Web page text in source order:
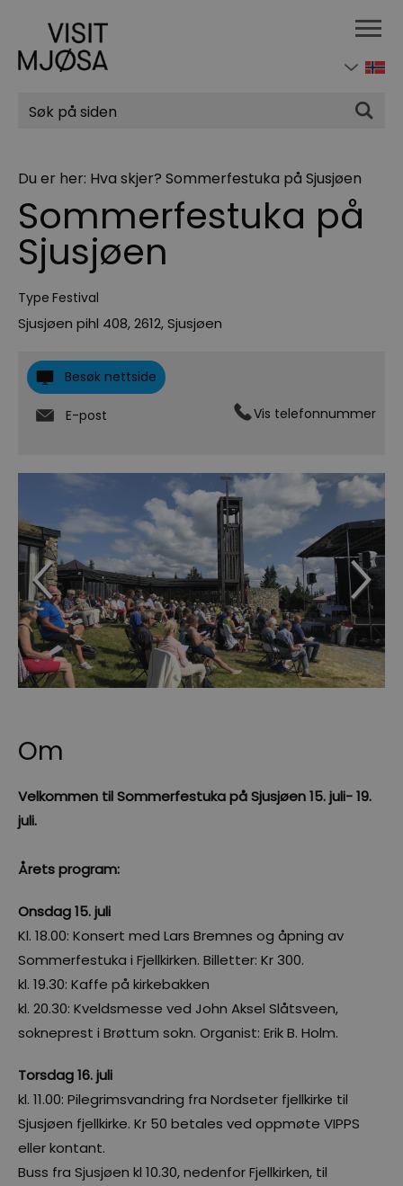
Søk
Du er her: Hva skjer? Sommerfestuka på Sjusjøen
Sommerfestuka på
Sjusjøen
Type Festival
Sjusjøen pihl 408,2612,Sjusjøen
Besøk nettside
E-post Vis telefonnummer
Om
Velkommen til Sommerfestuka på Sjusjøen 15. juli- 19.
juli.
Årets program:
Onsdag 15. juli
Kl. 18.00: Konsert med Lars Bremnes og åpning av
Sommerfestuka i Fjellkirken. Billetter: Kr 300.
kl. 19.30: Kaffe på kirkebakken
kl. 20.30: Kveldsmesse ved John Aksel Slåtsveen,
sokneprest i Brøttum sokn. Organist: Erik B. Holm.
Torsdag 16. juli
kl. 11.00: Pilegrimsvandring fra Nordseter fjellkirke til
Sjusjøen fjellkirke. Kr 50 betales ved oppmøte VIPPS
eller kontant.
Buss fra Sjusjøen kl 10.30, nedenfor Fjellkirken, til